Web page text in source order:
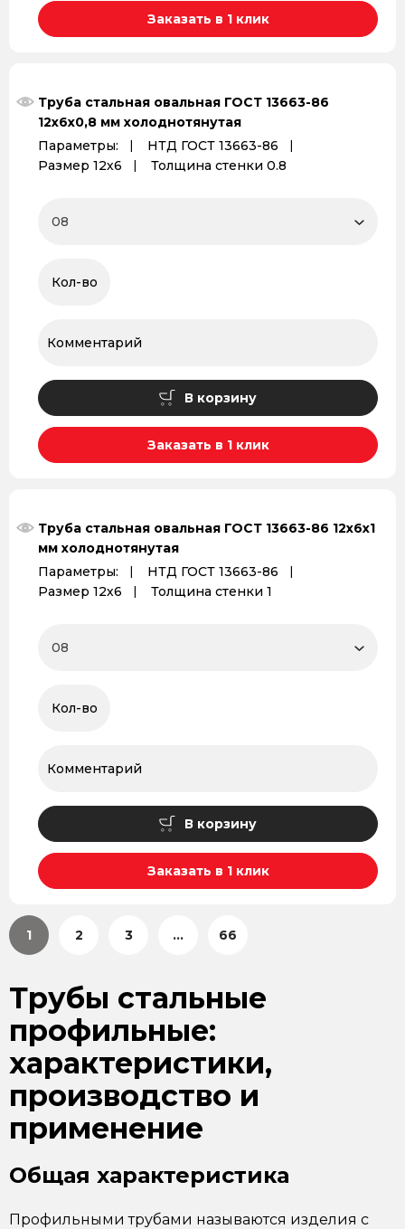
Заказать в 1 клик
Труба стальная овальная ГОСТ 13663-86
12х6х0,8 мм холоднотянутая
Параметры:
НТД ГОСТ 13663-86
Размер 12х6
Толщина стенки 0.8
В корзину
Заказать в 1 клик
Труба стальная овальная ГОСТ 13663-86 12х6х1
мм холоднотянутая
Параметры:
НТД ГОСТ 13663-86
Размер 12х6
Толщина стенки 1
В корзину
Заказать в 1 клик
1 2 3 ... 66
Трубы стальные
профильные:
характеристики,
производство и
применение
Общая характеристика
Профильными трубами называются изделия с